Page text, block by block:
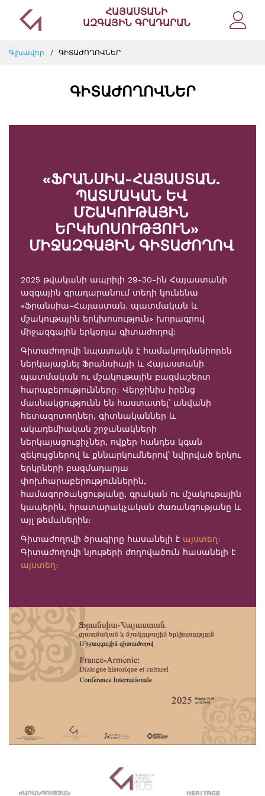
ՀԱՅԱՍՏԱՆԻ
ԱԶԳԱՅԻՆ ԳՐԱԴԱՐԱՆ
Գլխավոր ԳԻՏԱԺՈՂՈՎՆԵՐ
ԳԻՏԱԺՈՂՈՎՆԵՐ
«ՖՐԱՆՍԻԱ-ՀԱՅԱՍՏԱՆ.
ՊԱՏՄԱԿԱՆ ԵՎ
ՄՇԱԿՈՒԹԱՅԻՆ
ԵՐԿԽՈՍՈՒԹՅՈՒՆ»
ՄԻՋԱԶԳԱՅԻՆ ԳԻՏԱԺՈՂՈՎ
2025 թվականի ապրիլի 29-30-ին Հայաստանի
ազգային գրադարանում տեղի կունենա
«Ֆրանսիա-Հայաստան. պատմական և
մշակութային երկխոսություն» խորագրով
միջազգային երկօրյա գիտաժողով:
Գիտաժողովի նպատակն է համակողմանիորեն
ներկայացնել Ֆրանսիայի և Հայաստանի
պատմական ու մշակութային բազմաշերտ
հարաբերությունները։ Վերջինիս իրենց
մասնակցությունն են հաստատել՝ անվանի
հետազոտողներ, գիտնականներ և
ակադեմիական շրջանակների
ներկայացուցիչներ, ովքեր հանդես կգան
զեկույցներով և քննարկումներով՝ նվիրված երկու
երկրների բազմադարյա
փոխհարաբերություններին,
համագործակցությանը, գրական ու մշակութային
կապերին, հրատարակչական ժառանգությանը և
այլ թեմաներին։
Գիտաժողովի ծրագիրը հասանելի է այստեղ։
Գիտաժողովի նյութերի ժողովածուն հասանելի է
այստեղ։